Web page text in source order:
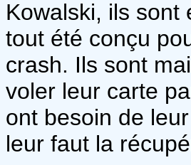
Kowalski, ils sont
tout été conçu
crash. Ils sont
voler leur carte
ont besoin de
leur faut la